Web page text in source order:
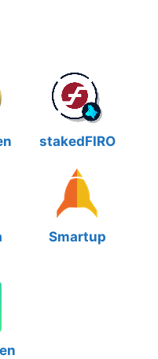
stakedFIRO
Smartup